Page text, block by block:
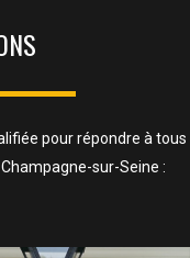
pour répondre à tous
sur-Seine :